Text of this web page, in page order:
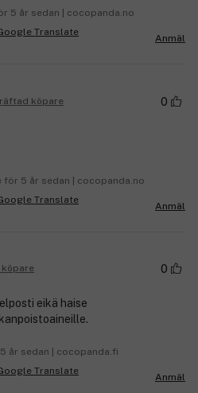
5 år sedan | cocopanda.no
Anmäl
köpare 0
för 5 år sedan | cocopanda.no
Anmäl
0
eikä haise
år sedan | cocopanda.fi
Anmäl